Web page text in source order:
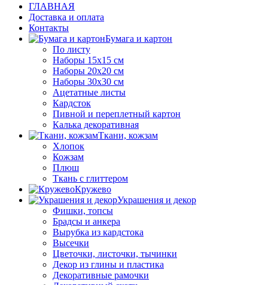
ГЛАВНАЯ
Доставка и оплата
Контакты
Бумага и картон
По листу
Наборы 15х15 см
Наборы 20х20 см
Наборы 30х30 см
Ацетатные листы
Кардсток
Пивной и переплетный картон
Калька декоративная
Ткани, кожзам
Хлопок
Кожзам
Плюш
Ткань с глиттером
Кружево
Украшения и декор
Фишки, топсы
Брадсы и анкера
Вырубка из кардстока
Высечки
Цветочки, листочки, тычинки
Декор из глины и пластика
Декоративные рамочки